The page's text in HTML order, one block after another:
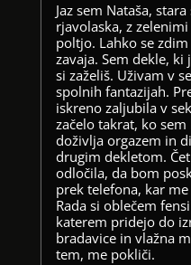
Jaz sem Nataša,
rjavolaska, z
poltjo. Lahko se
zavaja. Sem dekle,
si zaželiš. Uživam v
spolnih fantazijah.
iskreno zaljubila v
začelo takrat, ko
doživlja orgazem in
drugim dekletom.
odločila, da bom
prek telefona, kar
Rada si oblečem
katerem pridejo do
bradavice in vlažna
tem, me pokliči.